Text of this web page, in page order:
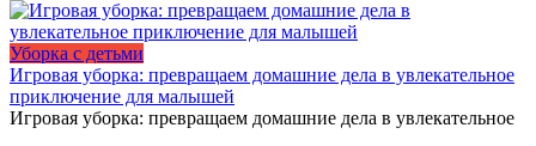
Уборка с детьми
Игровая уборка: превращаем домашние дела в увлекательное
приключение для малышей
Игровая уборка: превращаем домашние дела в увлекательное